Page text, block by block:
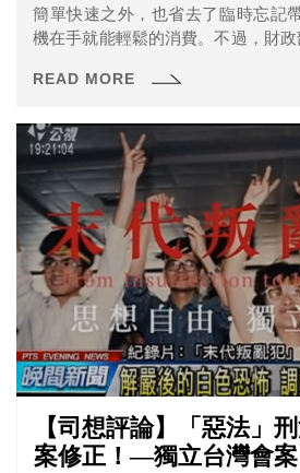
簡單快速之外，也省去了臨時忘記
機在手就能輕鬆的消費。不過，財
分資料及必要交易紀錄管理辦法》
提供給稅捐稽徵機關，這是有必要
難道去便利商店買個飲料就會外洩個
READ MORE
【司想評論】「惡法」
案修正！—獨立台灣會案